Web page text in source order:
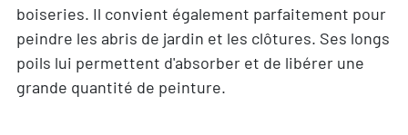
boiseries. Il convient également parfaitement pour
peindre les abris de jardin et les clôtures. Ses longs
poils lui permettent d'absorber et de libérer une
grande quantité de peinture.